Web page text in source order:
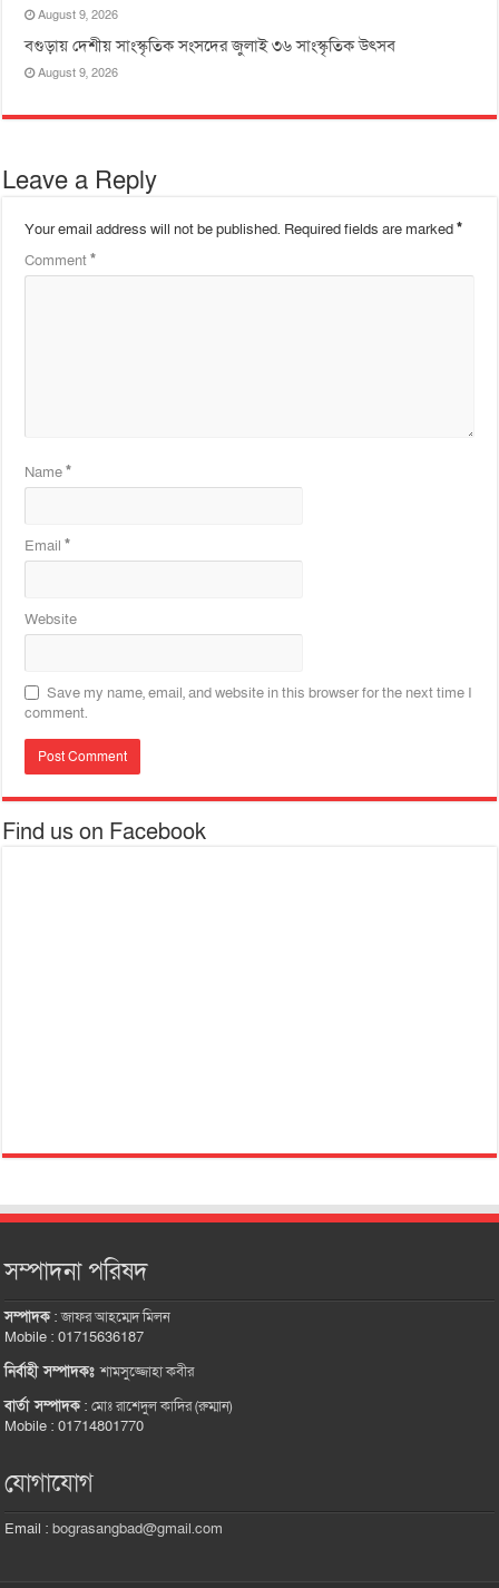
August 9, 2026
বগুড়ায় দেশীয় সাংস্কৃতিক সংসদের জুলাই ৩৬ সাংস্কৃতিক উৎসব
August 9, 2026
Leave a Reply
Your email address will not be published. Required fields are marked*
Comment*
Name*
Email*
Website
Save my name, email, and website in this browser for the next time I
comment.
Find us on Facebook
সম্পাদনা পরিষদ
সম্পাদক:জাফর আহম্মেদ মিলন
Mobile : 01715636187
নির্বাহী সম্পাদকঃশামসুজ্জোহা কবীর
বার্তা সম্পাদক:মোঃ রাশেদুল কাদির (রুম্মান)
Mobile : 01714801770
যোগাযোগ
Email :bograsangbad@gmail.com